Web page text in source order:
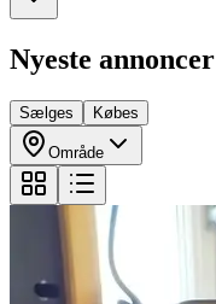
Nyeste annoncer
Sælges Købes
Område